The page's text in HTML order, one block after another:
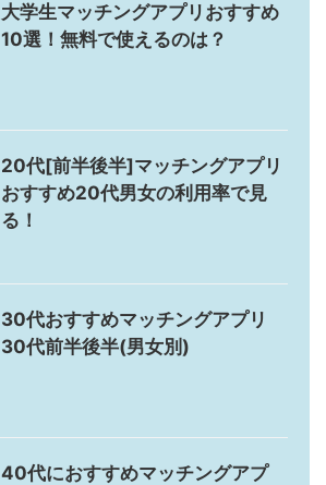
大学生マッチングアプリおすすめ
10選！無料で使えるのは？
20代[前半後半]マッチングアプリ
おすすめ20代男女の利用率で見
る！
30代おすすめマッチングアプリ
30代前半後半(男女別)
40代におすすめマッチングアプ